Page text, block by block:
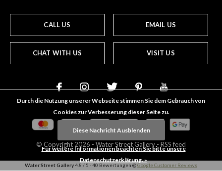
CALL US EMAIL US
CHAT WITH US VISIT US
© Copyright 2026 - Water Street Gallery- RSS feed
Water Street Gallery4.8 / 5 -40 Bewertungen @Google Customer Reviews
Durch die Nutzung unserer Webseite stimmen Sie dem Gebrauch von
Cookies zur Verbesserung dieser Seite zu.
Diese Nachricht Ausblenden
Für weitere Informationen beachten Sie bitte unsere
Datenschutzerklärung. »